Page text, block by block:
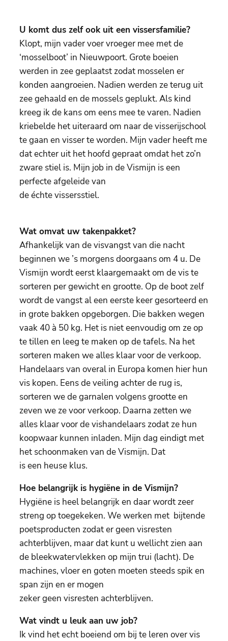
U komt dus zelf ook uit een vissersfamilie?
Klopt, mijn vader voer vroeger mee met de
‘mosselboot’ in Nieuwpoort. Grote boeien
werden in zee geplaatst zodat mosselen er
konden aangroeien. Nadien werden ze terug uit
zee gehaald en de mossels geplukt. Als kind
kreeg ik de kans om eens mee te varen. Nadien
kriebelde het uiteraard om naar de visserijschool
te gaan en visser te worden. Mijn vader heeft me
dat echter uit het hoofd gepraat omdat het zo’n
zware stiel is. Mijn job in de Vismijn is een
perfecte afgeleide van
de échte vissersstiel.
Wat omvat uw takenpakket?
Afhankelijk van de visvangst van die nacht
beginnen we ’s morgens doorgaans om 4 u. De
Vismijn wordt eerst klaargemaakt om de vis te
sorteren per gewicht en grootte. Op de boot zelf
wordt de vangst al een eerste keer gesorteerd en
in grote bakken opgeborgen. Die bakken wegen
vaak 40 à 50 kg. Het is niet eenvoudig om ze op
te tillen en leeg te maken op de tafels. Na het
sorteren maken we alles klaar voor de verkoop.
Handelaars van overal in Europa komen hier hun
vis kopen. Eens de veiling achter de rug is,
sorteren we de garnalen volgens grootte en
zeven we ze voor verkoop. Daarna zetten we
alles klaar voor de vishandelaars zodat ze hun
koopwaar kunnen inladen. Mijn dag eindigt met
het schoonmaken van de Vismijn. Dat
is een heuse klus.
Hoe belangrijk is hygiëne in de Vismijn?
Hygiëne is heel belangrijk en daar wordt zeer
streng op toegekeken. We werken met bijtende
poetsproducten zodat er geen visresten
achterblijven, maar dat kunt u wellicht zien aan
de bleekwatervlekken op mijn trui (lacht). De
machines, vloer en goten moeten steeds spik en
span zijn en er mogen
zeker geen visresten achterblijven.
Wat vindt u leuk aan uw job?
Ik vind het echt boeiend om bij te leren over vis